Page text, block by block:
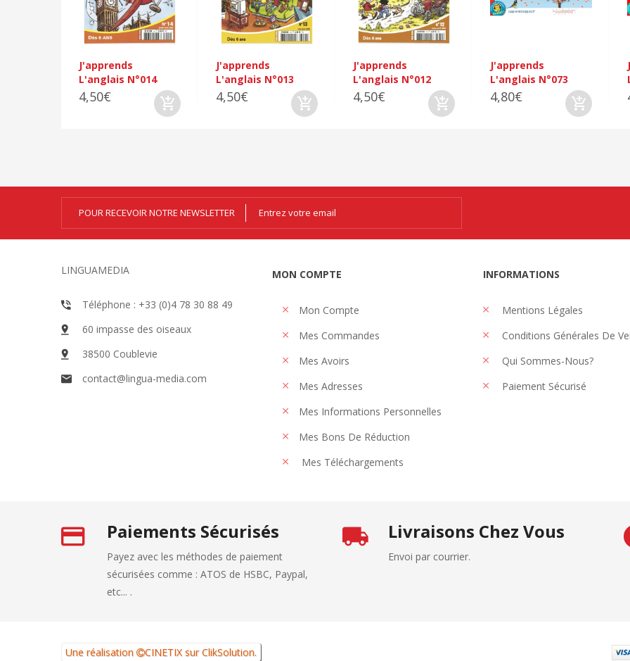
J'apprends
L'anglais N°014
4,50€
J'apprends
L'anglais N°013
4,50€
J'apprends
L'anglais N°012
4,50€
J'apprends
L'anglais N°073
4,80€
POUR RECEVOIR NOTRE NEWSLETTER
LINGUAMEDIA
Téléphone : +33 (0)4 78 30 88 49
60 impasse des oiseaux
38500 Coublevie
contact@lingua-media.com
MON COMPTE
Mon Compte
Mes Commandes
Mes Avoirs
Mes Adresses
Mes Informations Personnelles
Mes Bons De Réduction
Mes Téléchargements
INFORMATIONS
Mentions Légales
Conditions Générales De
Qui Sommes-Nous?
Paiement Sécurisé
Paiements Sécurisés
Payez avec les méthodes de paiement
sécurisées comme : ATOS de HSBC, Paypal,
etc... .
Livraisons Chez Vous
Envoi par courrier.
Une réalisation CINETIX surClikSolution.